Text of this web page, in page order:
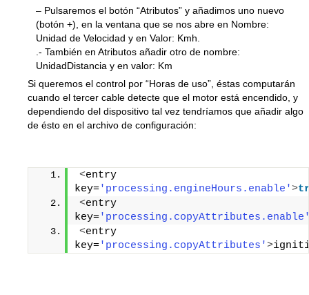
– Pulsaremos el botón “Atributos” y añadimos uno nuevo
(botón +), en la ventana que se nos abre en Nombre:
Unidad de Velocidad y en Valor: Kmh.
.- También en Atributos añadir otro de nombre:
UnidadDistancia y en valor: Km
Si queremos el control por “Horas de uso”, éstas computarán
cuando el tercer cable detecte que el motor está encendido, y
dependiendo del dispositivo tal vez tendríamos que añadir algo
de ésto en el archivo de configuración:
<entry
key='processing.engineHours.enable'>
<entry
key=
<entry
key='processing.copyAttributes'>